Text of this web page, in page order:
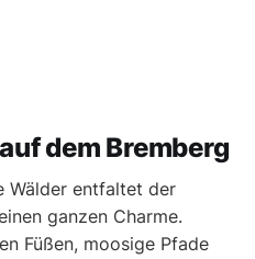
dem Bremberg
Wälder entfaltet der
ganzen Charme.
Füßen, moosige Pfade